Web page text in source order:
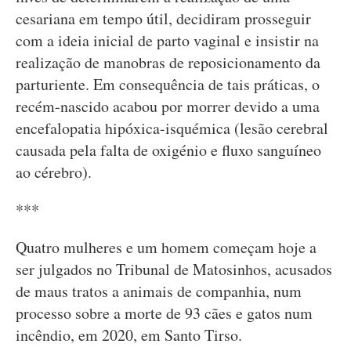
cesariana em tempo útil, decidiram prosseguir
com a ideia inicial de parto vaginal e insistir na
realização de manobras de reposicionamento da
parturiente. Em consequência de tais práticas, o
recém-nascido acabou por morrer devido a uma
encefalopatia hipóxica-isquémica (lesão cerebral
causada pela falta de oxigénio e fluxo sanguíneo
ao cérebro).
***
Quatro mulheres e um homem começam hoje a
ser julgados no Tribunal de Matosinhos, acusados
de maus tratos a animais de companhia, num
processo sobre a morte de 93 cães e gatos num
incêndio, em 2020, em Santo Tirso.